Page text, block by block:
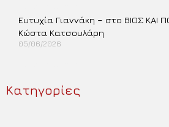
Ευτυχία Γιαννάκη – στο ΒΙΟΣ ΚΑΙ
Κώστα Κατσουλάρη
05/06/2026
Κατηγορίες